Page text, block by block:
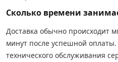
Сколько времени
Доставка обычно происходит
минут после успешной
технического обслуживания